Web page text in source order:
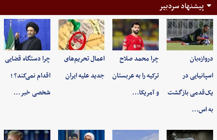
پیشنهاد سردبیر
دروازه‌بان
اسپانیایی در
یک‌قدمی بازگشت
به اس…
چرا محمد صلاح
ترکیه را به عربستان
و آمریکا…
اعمال تحریم‌های
جدید علیه ایران
چرا دستگاه قضایی
اقدام نمی‌کند؟ ؛
شخصی خبر…